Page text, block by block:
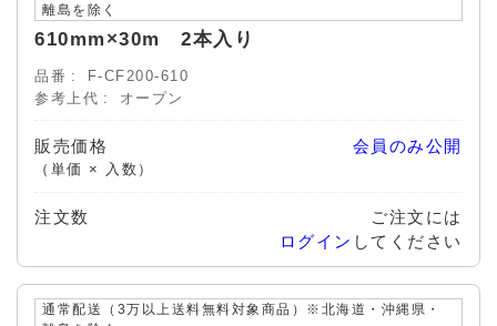
離島を除く
610mm×30m 2本入り
品番
F-CF200-610
参考上代
オープン
販売価格
（単価 × 入数）
会員のみ公開
注文数
ご注文には
ログイン してください
通常配送（3万以上送料無料対象商品）※北海道・沖縄県・